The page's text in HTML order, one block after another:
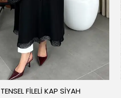
TENSEL FİLELİ KAP SİYAH